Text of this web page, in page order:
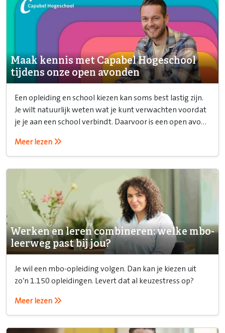
Maak kennis met Capabel Hogeschool
tijdens onze open avonden
Een opleiding en school kiezen kan soms best lastig zijn.
Je wilt natuurlijk weten wat je kunt verwachten voordat
je je aan een school verbindt. Daarvoor is een open avond
Meer lezen
Werken en leren combineren: welke mbo-
leerweg past bij jou?
Je wil een mbo-opleiding volgen. Dan kan je kiezen uit
zo’n 1.150 opleidingen. Levert dat al keuzestress op?
Meer lezen